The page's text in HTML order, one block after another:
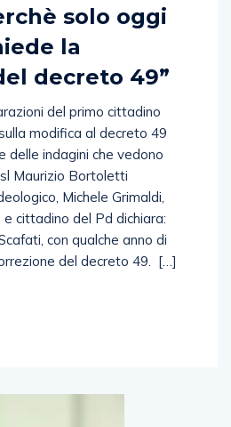
solo oggi
la
decreto 49”
del primo cittadino
modifica al decreto 49
delle indagini che vedono
Maurizio Bortoletti
Michele Grimaldi,
cittadino del Pd dichiara:
con qualche anno di
del decreto 49. […]